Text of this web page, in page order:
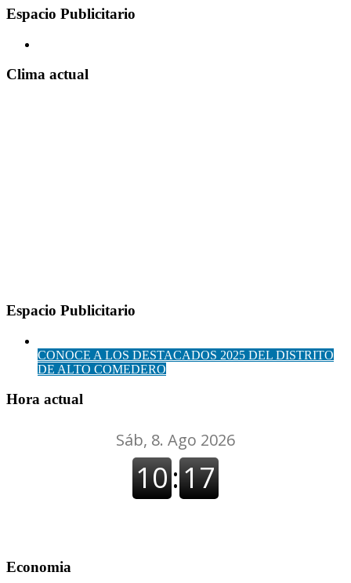
Espacio Publicitario
Clima actual
Espacio Publicitario
CONOCE A LOS DESTACADOS 2025 DEL DISTRITO
DE ALTO COMEDERO
Hora actual
Economia